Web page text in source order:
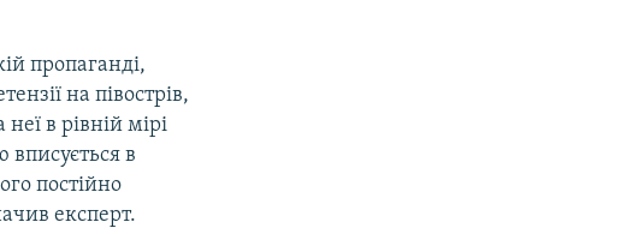
пропаганді,
на півострів,
в рівній мірі
вписується в
постійно
експерт.